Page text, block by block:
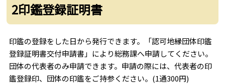
2印鑑登録証明書
印鑑の登録をした日から発行できます。「認可地縁団体印鑑
登録証明書交付申請書」により総務課へ申請してください。
団体の代表者のみ申請できます。申請の際には、代表者の印
鑑登録印、団体の印鑑をご持参ください。(1通300円)